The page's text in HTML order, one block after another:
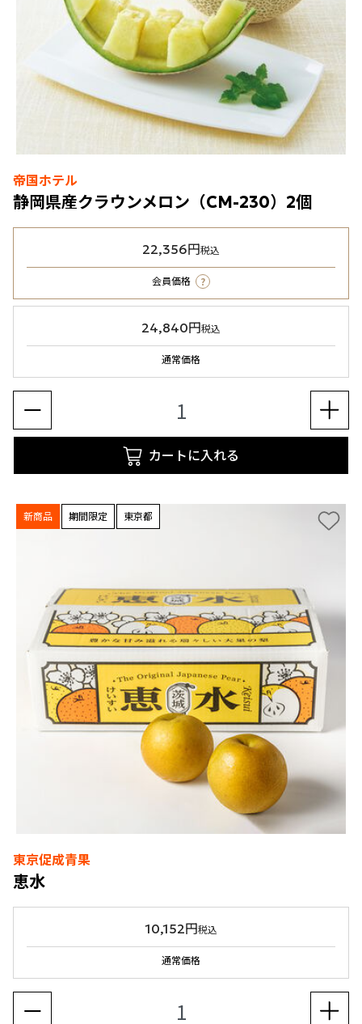
帝国ホテル
静岡県産クラウンメロン（CM-230）2個
22,356円税込
会員価格 ?
24,840円税込
通常価格
カートに入れる
新商品 期間限定 東京都
東京促成青果
恵水
10,152円税込
通常価格